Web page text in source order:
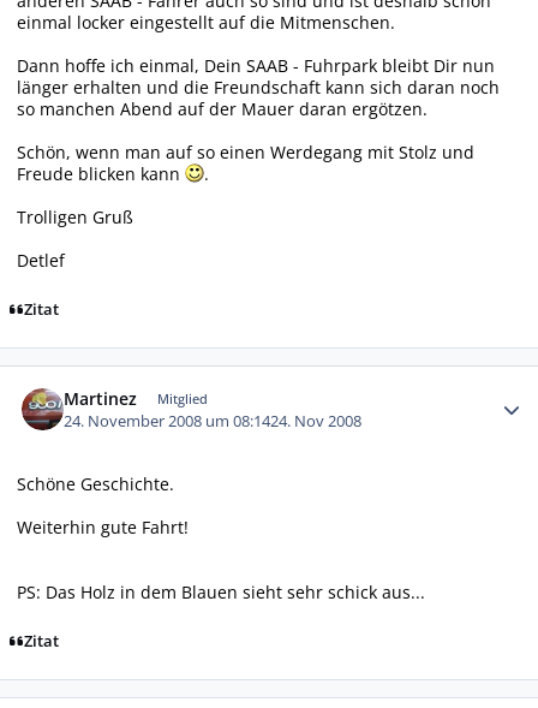
einmal locker eingestellt auf die Mitmenschen.
Dann hoffe ich einmal, Dein SAAB - Fuhrpark bleibt Dir nun
länger erhalten und die Freundschaft kann sich daran noch
so manchen Abend auf der Mauer daran ergötzen.
Schön, wenn man auf so einen Werdegang mit Stolz und
Freude blicken kann
.
Trolligen Gruß
Detlef
Zitat
Martinez Mitglied
24. November 2008 um 08:1424. Nov 2008
Schöne Geschichte.
Weiterhin gute Fahrt!
PS: Das Holz in dem Blauen sieht sehr schick aus...
Zitat